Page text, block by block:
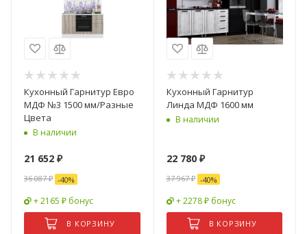
Кухонный Гарнитур Евро
МДФ №3 1500 мм/Разные
Цвета
В наличии
21 652 ₽
36 087₽ -40%
+ 2165 ₽ бонус
В КОРЗИНУ
Кухонный Гарнитур
Линда МДФ 1600 мм
В наличии
22 780₽
37 967₽ -40%
+ 2278 ₽ бонус
В КОРЗИНУ